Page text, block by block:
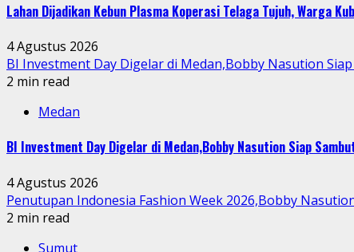
Lahan Dijadikan Kebun Plasma Koperasi Telaga Tujuh, Warga
4 Agustus 2026
BI Investment Day Digelar di Medan,Bobby Nasution
2 min read
Medan
BI Investment Day Digelar di Medan,Bobby Nasution Siap
4 Agustus 2026
Penutupan Indonesia Fashion Week 2026,Bobby
2 min read
Sumut